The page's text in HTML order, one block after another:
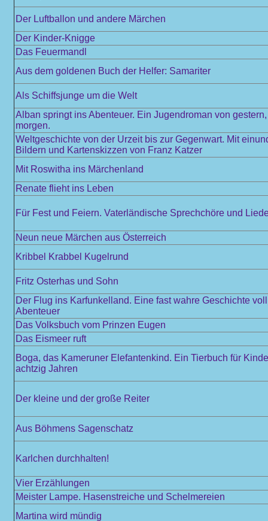
Der Luftballon und andere Märchen
Der Kinder-Knigge
Das Feuermandl
Aus dem goldenen Buch der Helfer: Samariter
Als Schiffsjunge um die Welt
Alban springt ins Abenteuer. Ein Jugendroman von
morgen.
Weltgeschichte von der Urzeit bis zur Gegenwart. Mit
Bildern und Kartenskizzen von Franz Katzer
Mit Roswitha ins Märchenland
Renate flieht ins Leben
Für Fest und Feiern. Vaterländische Sprechchöre und
Neun neue Märchen aus Österreich
Kribbel Krabbel Kugelrund
Fritz Osterhas und Sohn
Der Flug ins Karfunkelland. Eine fast wahre Geschichte
Abenteuer
Das Volksbuch vom Prinzen Eugen
Das Eismeer ruft
Boga, das Kameruner Elefantenkind. Ein Tierbuch für
achtzig Jahren
Der kleine und der große Reiter
Aus Böhmens Sagenschatz
Karlchen durchhalten!
Vier Erzählungen
Meister Lampe. Hasenstreiche und Schelmereien
Martina wird mündig